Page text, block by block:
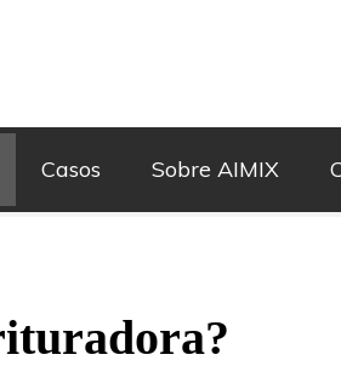
Casos Sobre AIMIX